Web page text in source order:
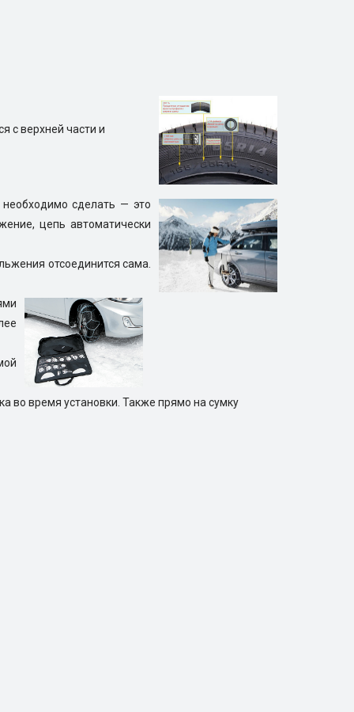
с верхней части и
сделать — это
цепь автоматически
отсоединится сама.
во время установки. Также прямо на сумку